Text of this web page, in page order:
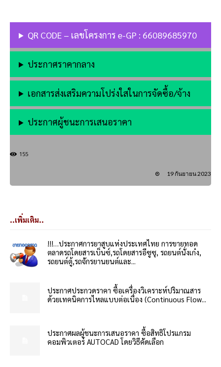
QR CODE – เลขโครงการ e-GP : 66089685970
ประกาศราคากลาง
เอกสารส่งเสริมความโปร่งใสในการจัดซื้อ/จ้าง
ประกาศผู้ชนะการเสนอราคา
155
19 กันยายน 2023
..เพิ่มเติม..
!!!…ประกาศการยาสูบแห่งประเทศไทย การขายทอด
ตลาดรถโดยสารเบ็นซ์,รถโดยสารอีซูซุ, รถยนต์นั่งเก๋ง,
รถยนต์ตู้,รถจักรยานยนต์และ...
ประกาศประกวดราคา ซื้อเครื่องวิเคราะห์ปริมาณสาร
ด้วยเทคนิคการไหลแบบต่อเนื่อง (Continuous Flow...
ประกาศผลผู้ชนะการเสนอราคา ซื้อสิทธิโปรแกรม
คอมพิวเตอร์ AUTOCAD โดยวิธีคัดเลือก